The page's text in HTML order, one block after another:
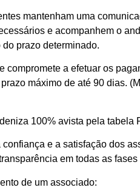
mantenham uma
e acompanhem o
prazo determinado.
compromete a efetuar os
máximo de até 90 dias.
100% avista pela tabela
e a satisfação dos
em todas as fases
de um associado: